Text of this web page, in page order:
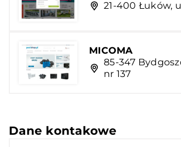
21-400 Łuków,
MICOMA
85-347
nr 137
Dane kontakowe